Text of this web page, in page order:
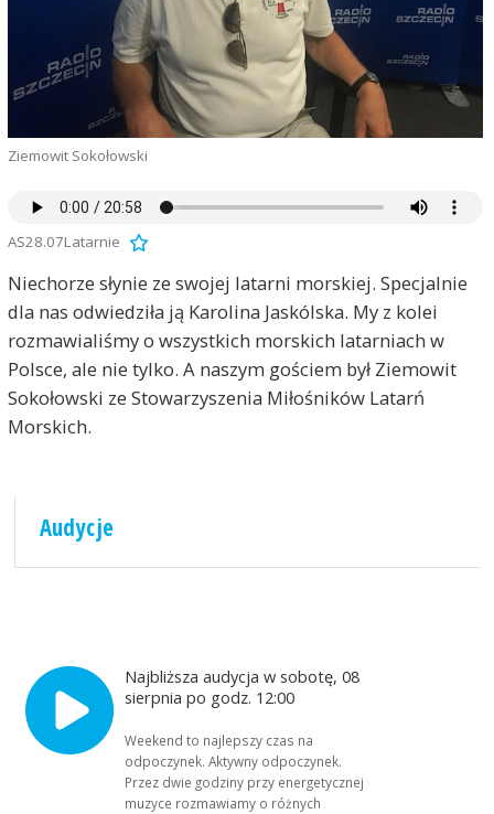
Ziemowit Sokołowski
AS28.07Latarnie
Niechorze słynie ze swojej latarni morskiej. Specjalnie
dla nas odwiedziła ją Karolina Jaskólska. My z kolei
rozmawialiśmy o wszystkich morskich latarniach w
Polsce, ale nie tylko. A naszym gościem był Ziemowit
Sokołowski ze Stowarzyszenia Miłośników Latarń
Morskich.
Audycje
Najbliższa audycja w sobotę, 08
sierpnia po godz. 12:00
Weekend to najlepszy czas na
odpoczynek. Aktywny odpoczynek.
Przez dwie godziny przy energetycznej
muzyce rozmawiamy o różnych